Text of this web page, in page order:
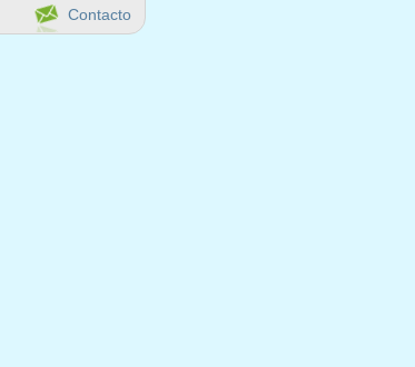
Contacto